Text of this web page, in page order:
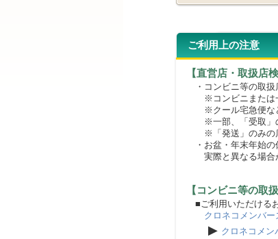
ご利用上の注意
【直営店・取扱店
・コンビニ等の取扱
※コンビニまたは一
※クール宅急便など
※一部、「受取」の
※「発送」のみの店
・お盆・年末年始の
実際と異なる場合
【コンビニ等の取
■ご利用いただける
クロネコメンバー
▶ クロネコメン